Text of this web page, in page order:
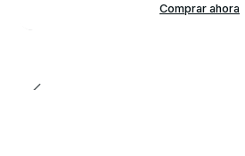
Comprar ahora